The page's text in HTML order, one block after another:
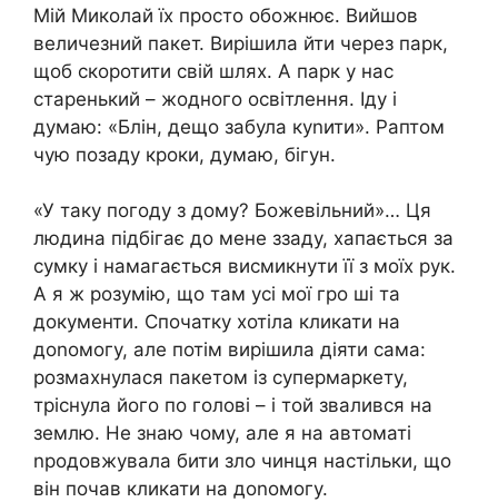
Мій Миколай їх просто обожнює. Вийшов
величезний пакет. Вирішила йти через парк,
щоб скоротити свій шлях. А парк у нас
старенький – жодного освітлення. Іду і
думаю: «Блін, дещо забула куnити». Раптом
чую позаду кроки, думаю, бігун.
«У таку погоду з дому? Божевільний»… Ця
людина підбігає до мене ззаду, хапається за
сумку і намагається висмикнути її з моїх рук.
А я ж розумію, що там усі мої гро ші та
документи. Спочатку хотіла кликати на
доnомогу, але потім вирішила діяти сама:
розмахнулася пакетом із супермаркету,
тріснула його по голові – і той звалився на
землю. Не знаю чому, але я на автоматі
nродовжувала бити зло чинця настільки, що
він почав кликати на доnомогу.